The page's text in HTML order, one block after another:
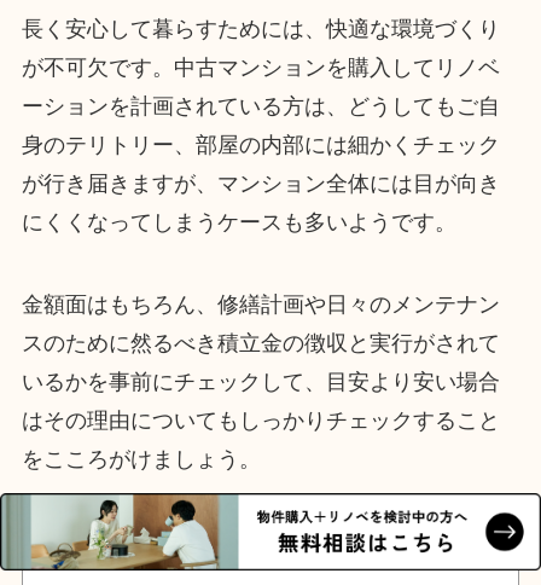
長く安心して暮らすためには、快適な環境づくり
が不可欠です。中古マンションを購入してリノベ
ーションを計画されている方は、どうしてもご自
身のテリトリー、部屋の内部には細かくチェック
が行き届きますが、マンション全体には目が向き
にくくなってしまうケースも多いようです。
金額面はもちろん、修繕計画や日々のメンテナン
スのために然るべき積立金の徴収と実行がされて
いるかを事前にチェックして、目安より安い場合
はその理由についてもしっかりチェックすること
をこころがけましょう。
この記事の執筆